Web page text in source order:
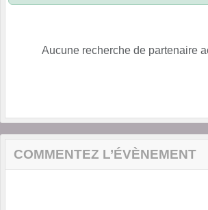
Aucune recherche de partenaire
COMMENTEZ L’ÉVÈNEMENT